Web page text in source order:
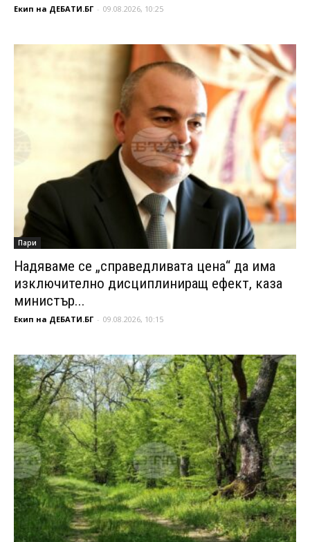
Екип на ДЕБАТИ.БГ - 09.08.2026, 10:25
Пари
Надяваме се „справедливата цена“ да има
изключително дисциплиниращ ефект, каза
министър...
Екип на ДЕБАТИ.БГ - 09.08.2026, 10:15